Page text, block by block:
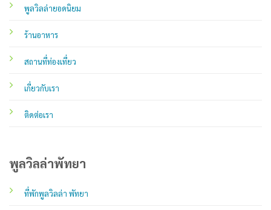
พูลวิลล่ายอดนิยม
ร้านอาหาร
สถานที่ท่องเที่ยว
เกี่ยวกับเรา
ติดต่อเรา
พูลวิลล่าพัทยา
ที่พักพูลวิลล่า พัทยา